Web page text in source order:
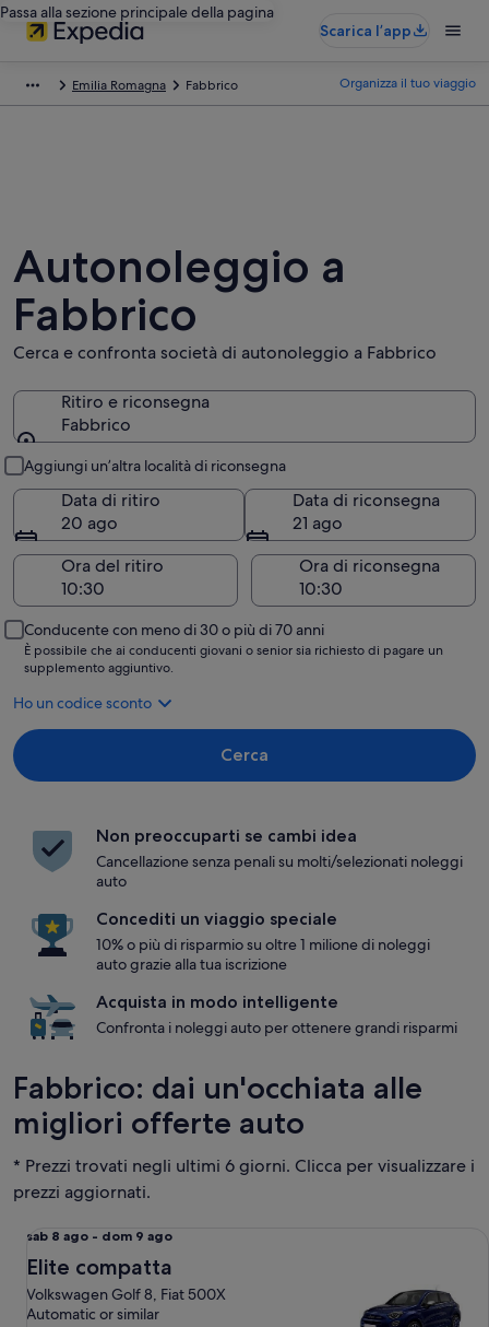
Passa alla sezione principale della pagina
Scarica l’app
Emilia Romagna Fabbrico Organizza il tuo viaggio
Autonoleggio a
Fabbrico
Cerca e confronta società di autonoleggio a Fabbrico
Ritiro e riconsegna
Fabbrico
Aggiungi un’altra località di riconsegna
Data di ritiro
20 ago
Data di riconsegna
21 ago
Ora del ritiro
Ora di riconsegna
Conducente con meno di 30 o più di 70 anni
È possibile che ai conducenti giovani o senior sia richiesto di pagare un
supplemento aggiuntivo.
Ho un codice sconto
Cerca
Non preoccuparti se cambi idea
Cancellazione senza penali su molti/selezionati noleggi
auto
Concediti un viaggio speciale
10% o più di risparmio su oltre 1 milione di noleggi
auto grazie alla tua iscrizione
Acquista in modo intelligente
Confronta i noleggi auto per ottenere grandi risparmi
Fabbrico: dai un'occhiata alle
migliori offerte auto
* Prezzi trovati negli ultimi 6 giorni. Clicca per visualizzare i
prezzi aggiornati.
Da
sab
8
ago
sab 8 ago - dom 9 ago
Elite compatta
Volkswagen Golf 8, Fiat 500X
Automatic or similar